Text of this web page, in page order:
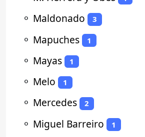
⚬ Maldonado 3
⚬ Mapuches 1
⚬ Mayas 1
⚬ Melo 1
⚬ Mercedes 2
⚬ Miguel Barreiro 1